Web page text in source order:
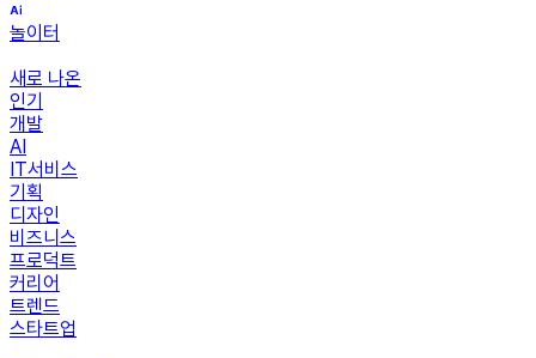
놀이터
새로 나온
인기
개발
AI
IT서비스
기획
디자인
비즈니스
프로덕트
커리어
트렌드
스타트업